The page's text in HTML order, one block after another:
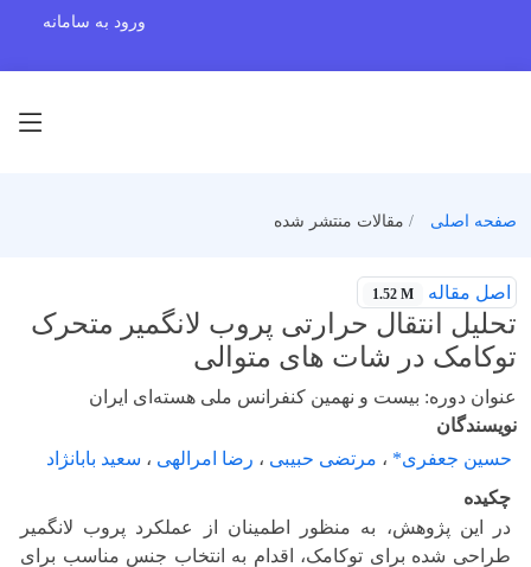
ورود به سامانه
صفحه اصلی مقالات منتشر شده
اصل مقاله 1.52 M
تحلیل انتقال حرارتی پروب لانگمیر متحرک
توکامک در شات های متوالی
عنوان دوره: بیست و نهمین کنفرانس ملی هسته‌ای ایران
نویسندگان
حسین جعفری* ، مرتضی حبیبی ، رضا امرالهی ، سعید بابانژاد
چکیده
در این پژوهش، به منظور اطمینان از عملکرد پروب لانگمیر
طراحی شده برای توکامک، اقدام به انتخاب جنس مناسب برای